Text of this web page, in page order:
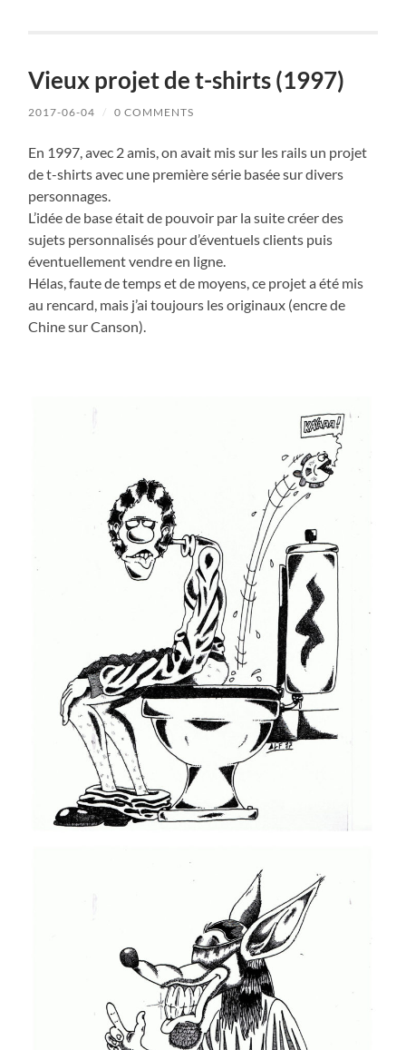
Vieux projet de t-shirts (1997)
2017-06-04 / 0 COMMENTS
En 1997, avec 2 amis, on avait mis sur les rails un projet
de t-shirts avec une première série basée sur divers
personnages.
L’idée de base était de pouvoir par la suite créer des
sujets personnalisés pour d’éventuels clients puis
éventuellement vendre en ligne.
Hélas, faute de temps et de moyens, ce projet a été mis
au rencard, mais j’ai toujours les originaux (encre de
Chine sur Canson).